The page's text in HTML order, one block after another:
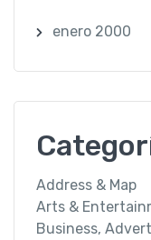
enero 2000
Address & Map
Arts &
Business,